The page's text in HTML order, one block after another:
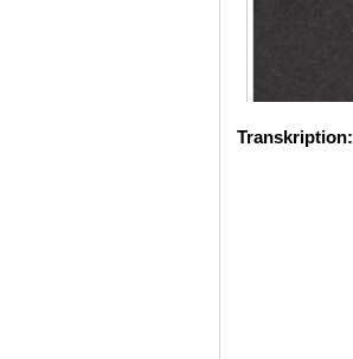
Transkription: